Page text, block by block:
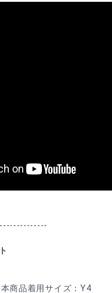
商品着用サイズ：Y4